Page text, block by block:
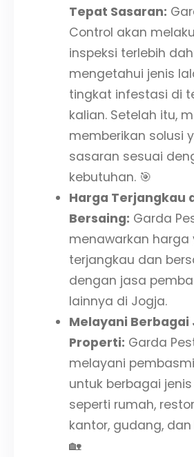
Tepat Sasaran:
Control akan
inspeksi terlebih
mengetahui jenis
tingkat infestasi di
kalian. Setelah itu,
memberikan solusi
sasaran sesuai
kebutuhan. 🎯
Harga Terjangkau
Bersaing: Garda
menawarkan harga
terjangkau dan
dengan jasa
lainnya di Jogja.
Melayani Berbagai
Properti: Garda
melayani
untuk berbagai
seperti rumah,
kantor, gudang,
🏡